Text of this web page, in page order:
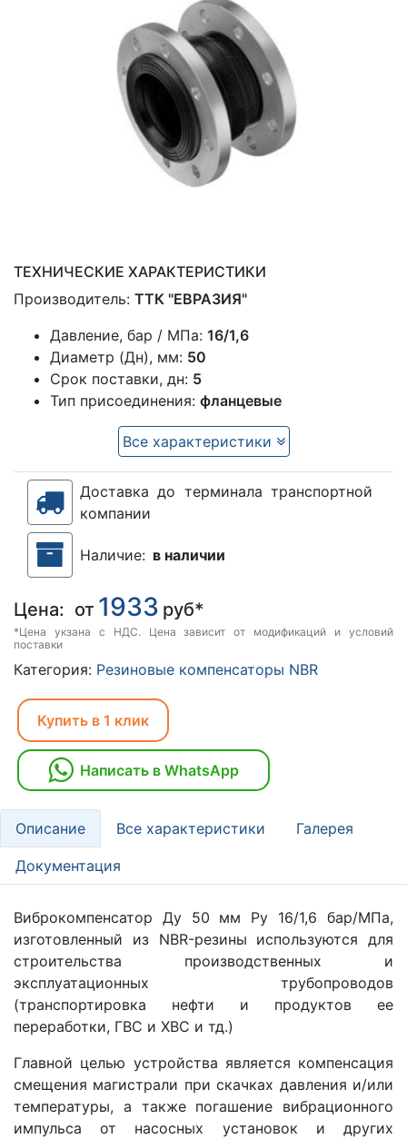
ТЕХНИЧЕСКИЕ ХАРАКТЕРИСТИКИ
Производитель: ТТК "ЕВРАЗИЯ"
Давление, бар / МПа: 16/1,6
Диаметр (Дн), мм: 50
Срок поставки, дн: 5
Тип присоединения: фланцевые
Все характеристики
Доставка до терминала транспортной
компании
Наличие: в наличии
Цена: от 1933 руб*
*Цена укзана с НДС. Цена зависит от модификаций и условий
поставки
Категория: Резиновые компенсаторы NBR
Купить в 1 клик
Написать в WhatsApp
Описание Все характеристики Галерея
Документация
Виброкомпенсатор Ду 50 мм Ру 16/1,6 бар/МПа,
изготовленный из NBR-резины используются для
строительства производственных и
эксплуатационных трубопроводов
(транспортировка нефти и продуктов ее
переработки, ГВС и ХВС и тд.)
Главной целью устройства является компенсация
смещения магистрали при скачках давления и/или
температуры, а также погашение вибрационного
импульса от насосных установок и других